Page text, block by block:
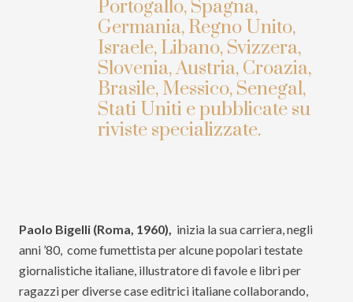
Portogallo, Spagna,
Germania, Regno Unito,
Israele, Libano, Svizzera,
Slovenia, Austria, Croazia,
Brasile, Messico, Senegal,
Stati Uniti e pubblicate su
riviste specializzate.
Paolo Bigelli (Roma, 1960), inizia la sua carriera, negli
anni ’80, come fumettista per alcune popolari testate
giornalistiche italiane, illustratore di favole e libri per
ragazzi per diverse case editrici italiane collaborando,